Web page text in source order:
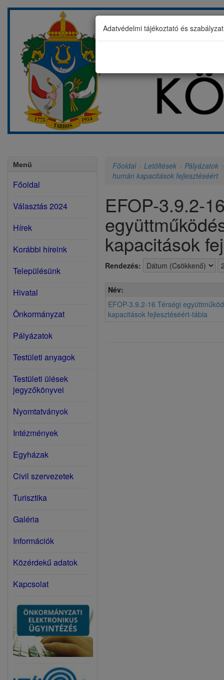
Menü
Főoldal
Választás 2024
Hírek
Korábbi híreink
Településünk
Hivatal
Önkormányzat
Pályázatok
Testületi anyagok
Testületi ülések
jegyzőkönyvei
Nyomtatványok
Intézmények
Egyházak
Civil szervezetek
Turisztika
Galéria
Információk
Közérdekű adatok
Kapcsolat
Főoldal> Letöltések Pályázatok
humán kapacitások fejlesztéséért
EFOP-3.9.2-
kapacitások
Rendezés:
Név:
EFOP-3.9.2-16 Térségi
kapacitások fejlesztéséért-tábla
Adatvédelmi tájékoztató és